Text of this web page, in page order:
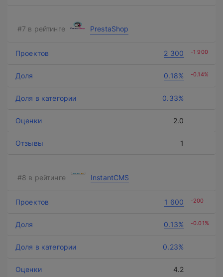
PrestaShop
2 300 -1 900
0.18% -0.14%
0.33%
2.0
1
InstantCMS
1 600 -200
0.13% -0.01%
0.23%
4.2